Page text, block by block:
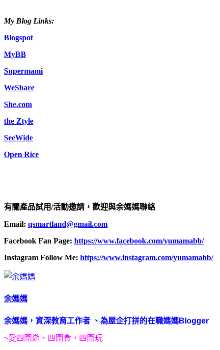
My Blog Links:
Blogspot
MyBB
Supermami
WeShare
She.com
the Ztyle
SeeWide
Open Rice
有關產品試用/活動邀請，歡迎與余媽媽聯絡
Email: qsmartland@gmail.com
Facebook Fan Page: https://www.facebook.com/yumamabb/
Instagram Follow Me: https://www.instagram.com/yumamabb/
余媽媽
余媽媽， 資深教育工作者 、為屋企打拼的在職媽媽Blogger
~愛四圍遊，四圍食，四圍玩